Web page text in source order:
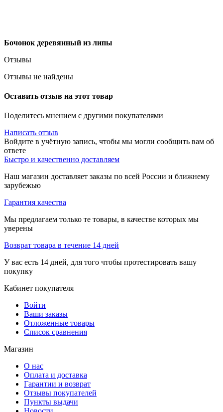
Бочонок деревянный из липы
Отзывы
Отзывы не найдены
Оставить отзыв на этот товар
Поделитесь мнением с другими покупателями
Написать отзыв
Войдите в учётную запись, чтобы мы могли сообщить вам об
ответе
Быстро и качественно доставляем
Наш магазин доставляет заказы по всей России и ближнему
зарубежью
Гарантия качества
Мы предлагаем только те товары, в качестве которых мы
уверены
Возврат товара в течение 14 дней
У вас есть 14 дней, для того чтобы протестировать вашу
покупку
Кабинет покупателя
Войти
Ваши заказы
Отложенные товары
Список сравнения
Магазин
О нас
Оплата и доставка
Гарантии и возврат
Отзывы покупателей
Пункты выдачи